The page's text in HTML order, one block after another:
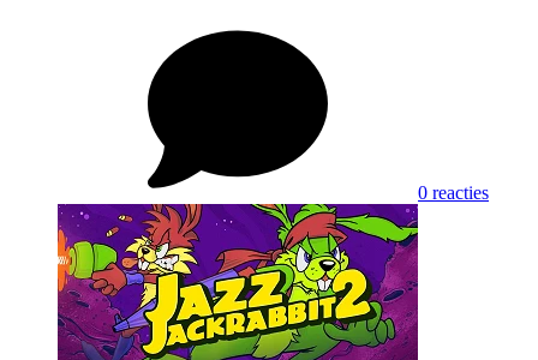
0 reacties